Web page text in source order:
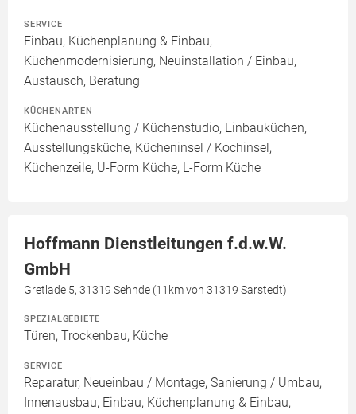
SERVICE
Einbau, Küchenplanung & Einbau,
Küchenmodernisierung, Neuinstallation / Einbau,
Austausch, Beratung
KÜCHENARTEN
Küchenausstellung / Küchenstudio, Einbauküchen,
Ausstellungsküche, Kücheninsel / Kochinsel,
Küchenzeile, U-Form Küche, L-Form Küche
Hoffmann Dienstleitungen f.d.w.W.
GmbH
Gretlade 5, 31319 Sehnde (11km von 31319 Sarstedt)
SPEZIALGEBIETE
Türen, Trockenbau, Küche
SERVICE
Reparatur, Neueinbau / Montage, Sanierung / Umbau,
Innenausbau, Einbau, Küchenplanung & Einbau,